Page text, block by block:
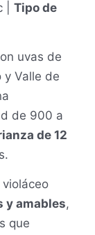
| Tipo de
uvas de
y Valle de
de 900 a
de 12
y amables,
que